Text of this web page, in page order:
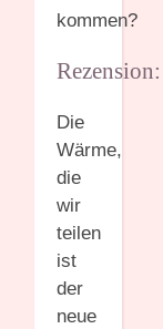
kommen?
Rezension:
Die
Wärme,
die
wir
teilen
ist
der
neue